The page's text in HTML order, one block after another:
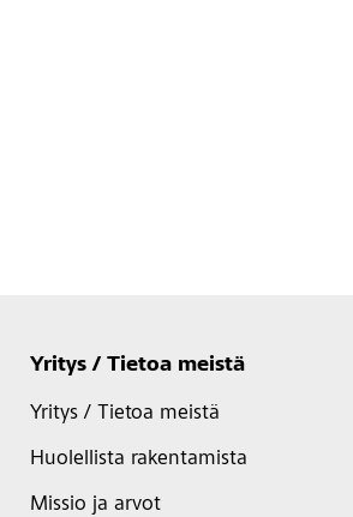
Yritys / Tietoa meistä
Yritys / Tietoa meistä
Huolellista rakentamista
Missio ja arvot